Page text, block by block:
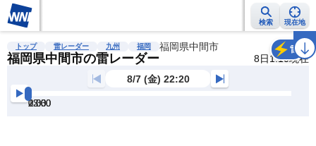
検索 現在地
雨雲レーダー 台風情報 地震情報 警報・注意報 2週間天気 ラ
トップ 雷レーダー 九州 福岡 福岡県中間市
福岡県中間市の雷レーダー 8日1:10現在
雷
8/7 (金) 22:20
22:30
23:00
23:30
0:00
0:30
1:00